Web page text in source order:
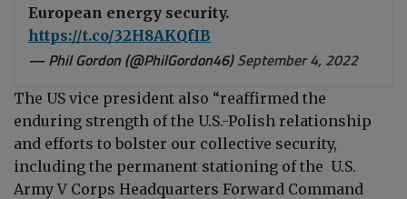
European energy security.
https://t.co/32H8AKQfIB
— Phil Gordon (@PhilGordon46)September 4, 2022
The US vice president also “reaffirmed the
enduring strength of the U.S.-Polish relationship
and efforts to bolster our collective security,
including the permanent stationing of the U.S.
Army V Corps Headquarters Forward Command